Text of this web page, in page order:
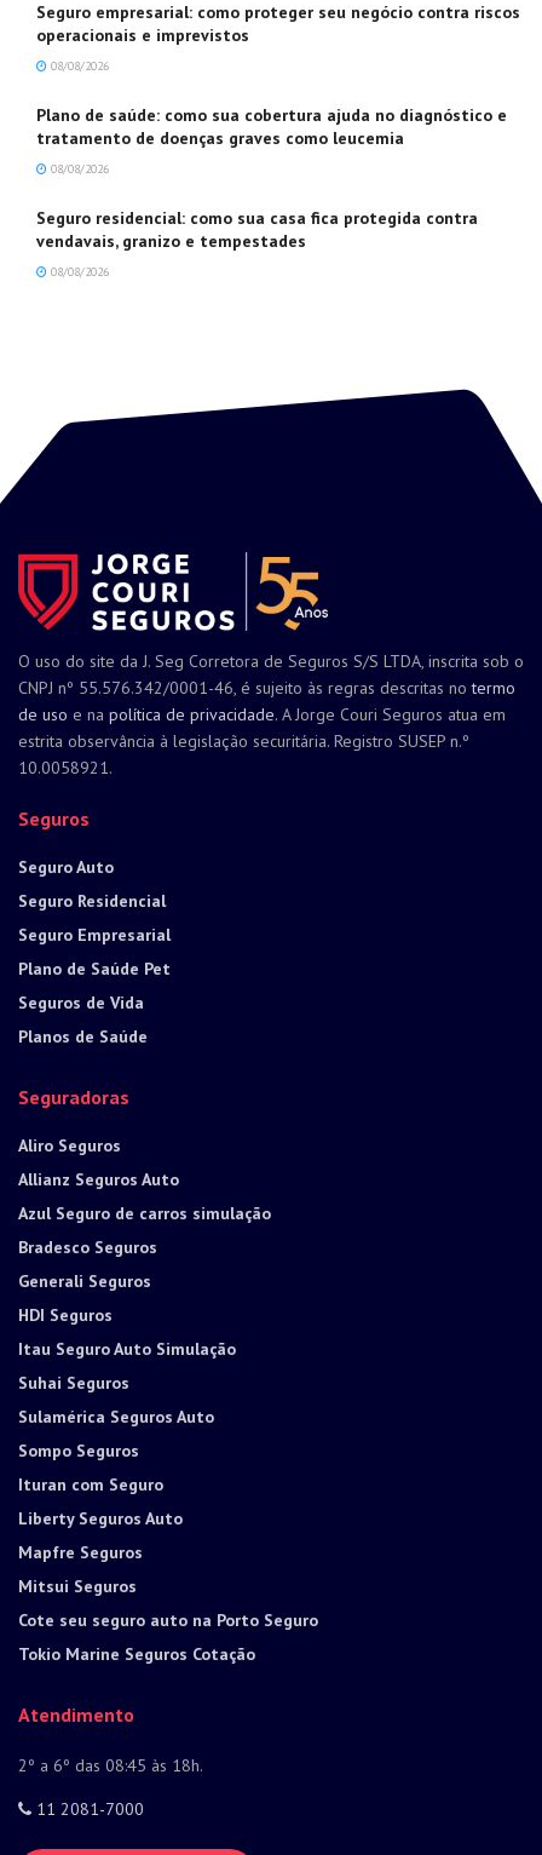
Seguro empresarial: como proteger seu negócio contra riscos
operacionais e imprevistos
08/08/2026
Plano de saúde: como sua cobertura ajuda no diagnóstico e
tratamento de doenças graves como leucemia
08/08/2026
Seguro residencial: como sua casa fica protegida contra
vendavais, granizo e tempestades
08/08/2026
O uso do site da J. Seg Corretora de Seguros S/S LTDA, inscrita sob o
CNPJ nº 55.576.342/0001-46, é sujeito às regras descritas notermo
de uso e na política de privacidade. A Jorge Couri Seguros atua em
estrita observância à legislação securitária. Registro SUSEP n.º
10.0058921.
Seguros
Seguro Auto
Seguro Residencial
Seguro Empresarial
Plano de Saúde Pet
Seguros de Vida
Planos de Saúde
Seguradoras
Aliro Seguros
Allianz Seguros Auto
Azul Seguro de carros simulação
Bradesco Seguros
Generali Seguros
HDI Seguros
Itau Seguro Auto Simulação
Suhai Seguros
Sulamérica Seguros Auto
Sompo Seguros
Ituran com Seguro
Liberty Seguros Auto
Mapfre Seguros
Mitsui Seguros
Cote seu seguro auto na Porto Seguro
Tokio Marine Seguros Cotação
Atendimento
2º a 6º das 08:45 às 18h.
11 2081-7000